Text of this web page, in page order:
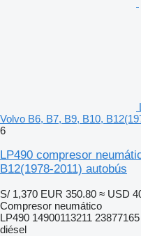
Volvo B6, B7, B9, B10,
6
LP490 compresor
B12(1978-2011) autobús
S/ 1,370 EUR 350.80 ≈ USD
Compresor neumático
LP490 14900113211
diésel